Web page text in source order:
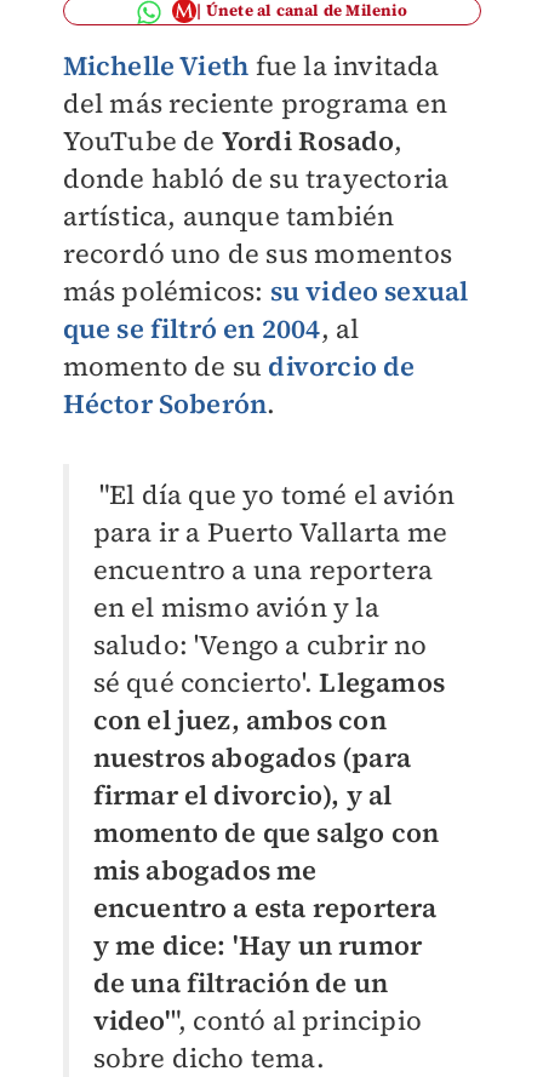
Únete al canal de Milenio
Michelle Vieth fue la invitada
del más reciente programa en
YouTube de Yordi Rosado,
donde habló de su trayectoria
artística, aunque también
recordó uno de sus momentos
más polémicos: su video sexual
que se filtró en 2004, al
momento de su divorcio de
Héctor Soberón.
"El día que yo tomé el avión
para ir a Puerto Vallarta me
encuentro a una reportera
en el mismo avión y la
saludo: 'Vengo a cubrir no
sé qué concierto'.Llegamos
con el juez, ambos con
nuestros abogados (para
firmar el divorcio), y al
momento de que salgo con
mis abogados me
encuentro a esta reportera
y me dice: 'Hay un rumor
de una filtración de un
video'", contó al principio
sobre dicho tema.